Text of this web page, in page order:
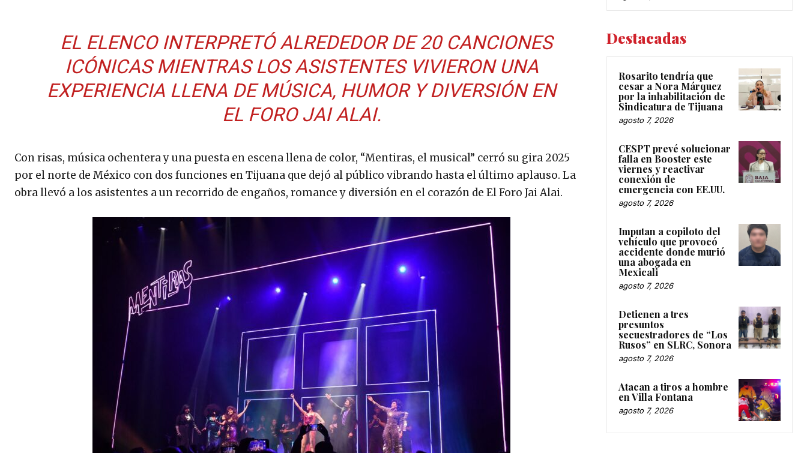
EL ELENCO INTERPRETÓ ALREDEDOR DE 20 CANCIONES
ICÓNICAS MIENTRAS LOS ASISTENTES VIVIERON UNA
EXPERIENCIA LLENA DE MÚSICA, HUMOR Y DIVERSIÓN EN
EL FORO JAI ALAI.
Con risas, música ochentera y una puesta en escena llena de color, “Mentiras, el musical” cerró su gira 2025
por el norte de México con dos funciones en Tijuana que dejó al público vibrando hasta el último aplauso. La
obra llevó a los asistentes a un recorrido de engaños, romance y diversión en el corazón de El Foro Jai Alai.
Destacadas
Rosarito tendría que
cesar a Nora Márquez
por la inhabilitación de
Sindicatura de Tijuana
agosto 7, 2026
CESPT prevé solucionar
falla en Booster este
viernes y reactivar
conexión de
emergencia con EE.UU.
agosto 7, 2026
Imputan a copiloto del
vehículo que provocó
accidente donde murió
una abogada en
Mexicali
agosto 7, 2026
Detienen a tres
presuntos
secuestradores de “Los
Rusos” en SLRC, Sonora
agosto 7, 2026
Atacan a tiros a hombre
en Villa Fontana
agosto 7, 2026